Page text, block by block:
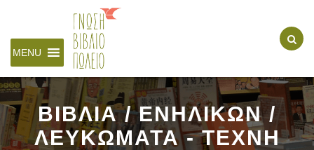
MENU
ΒΙΒΛΙΑ / ΕΝΗΛΙΚΩΝ /
ΛΕΥΚΩΜΑΤΑ - ΤΕΧΝΗ